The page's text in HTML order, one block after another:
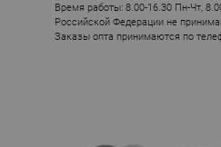
Время работы: 8.00-16.30 Пн-Чт,
Российской Федерации не
Заказы опта принимаются по